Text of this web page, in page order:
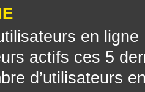
en ligne
actifs ces 5
d’utilisateurs